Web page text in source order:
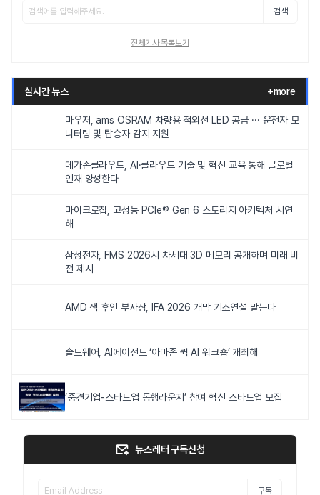
검색
전체기사 목록보기
실시간 뉴스 +more
마우저, ams OSRAM 차량용 적외선 LED 공급 ··· 운전자 모
니터링 및 탑승자 감지 지원
메가존클라우드, AI·클라우드 기술 및 혁신 교육 통해 글로벌
인재 양성한다
마이크로칩, 고성능 PCIe® Gen 6 스토리지 아키텍처 시연
해
삼성전자, FMS 2026서 차세대 3D 메모리 공개하며 미래 비
전 제시
AMD 잭 후인 부사장, IFA 2026 개막 기조연설 맡는다
솔트웨어, AI에이전트 ‘아마존 퀵 AI 워크숍’ 개최해
‘중견기업-스타트업 동행라운지’ 참여 혁신 스타트업 모집
뉴스레터 구독신청
구독